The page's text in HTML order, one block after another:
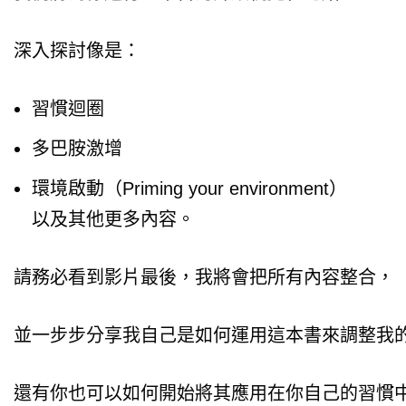
深入探討像是：
習慣迴圈
多巴胺激增
環境啟動（Priming your environment）
以及其他更多內容。
請務必看到影片最後，我將會把所有內容整合，
並一步步分享我自己是如何運用這本書來調整我
還有你也可以如何開始將其應用在你自己的習慣